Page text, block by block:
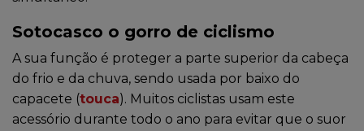
Sotocasco o gorro de ciclismo
A sua função é proteger a parte superior da cabeça
do frio e da chuva, sendo usada por baixo do
capacete (touca). Muitos ciclistas usam este
acessório durante todo o ano para evitar que o suor